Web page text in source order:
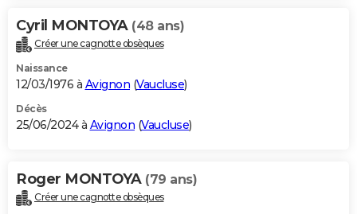
Cyril MONTOYA (48 ans)
Créer une cagnotte obsèques
Naissance
12/03/1976 à Avignon (Vaucluse)
Décès
25/06/2024 à Avignon (Vaucluse)
Roger MONTOYA (79 ans)
Créer une cagnotte obsèques